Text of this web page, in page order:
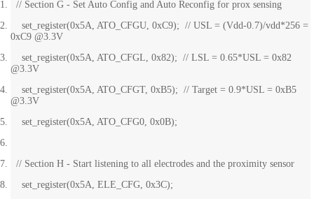
// Section G - Set Auto Config and Auto Reconfig for prox sensing
set_register(0x5A, ATO_CFGU, 0xC9); // USL = (Vdd-0.7)/vdd*256 =
0xC9 @3.3V
set_register(0x5A, ATO_CFGL, 0x82); // LSL = 0.65*USL = 0x82
@3.3V
set_register(0x5A, ATO_CFGT, 0xB5); // Target = 0.9*USL = 0xB5
@3.3V
set_register(0x5A, ATO_CFG0, 0x0B);
// Section H - Start listening to all electrodes and the proximity sensor
set_register(0x5A, ELE_CFG, 0x3C);